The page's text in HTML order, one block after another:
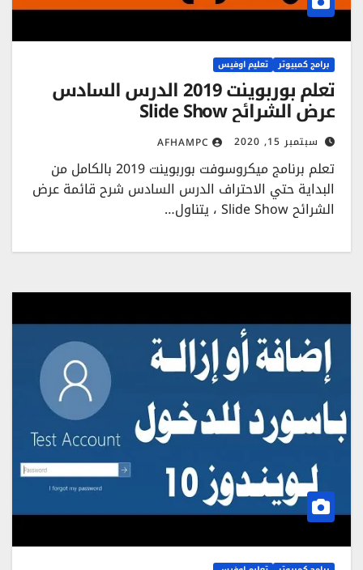
برامج كمبيوتر تعليم اوفيس
تعلم بوربوينت 2019 الدرس السادس
عرض الشرائح Slide Show
سبتمبر 15, 2020 AFHAMPC
تعلم برنامج ميكروسوفت بوربوينت 2019 بالكامل من
البداية حتي الاحتراف الدرس السادس شرح قائمة عرض
الشرائح Slide Show ، يتناول…